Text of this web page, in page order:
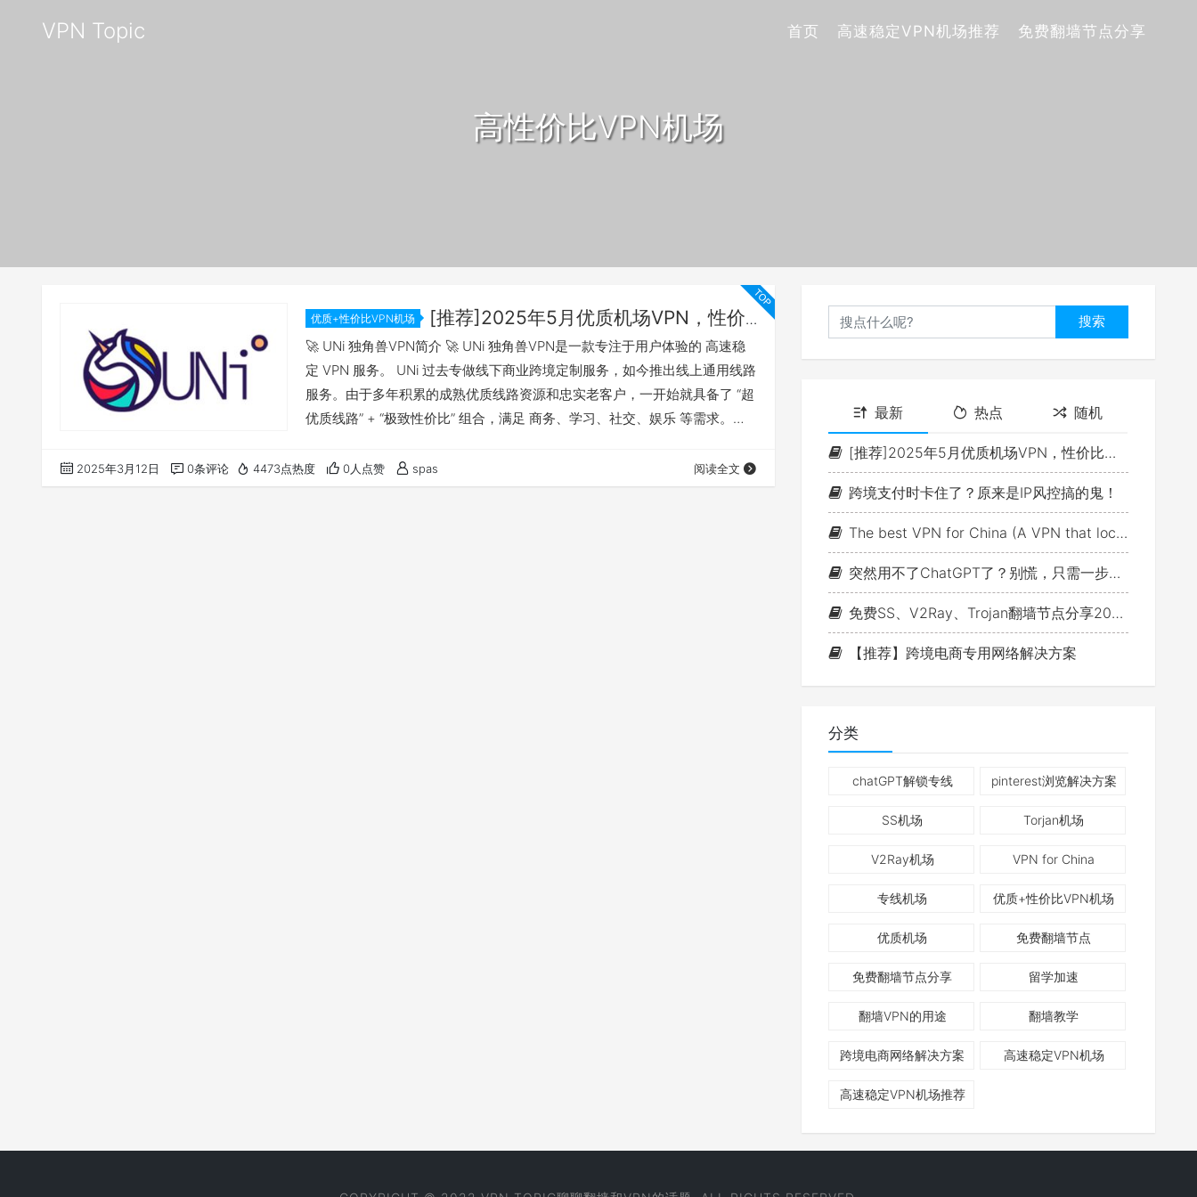
VPN Topic 首页 高速稳定VPN机场推荐 免费翻墙节点分享
高性价比VPN机场
优质+性价比VPN机场
[推荐]2025年5月优质机场VPN，性价
比拉满——UNi独角兽 科学上网
🚀 UNi 独角兽VPN简介 🚀 UNi 独角兽VPN是一款专注于用户体验的 高速稳
定 VPN 服务。 UNi 过去专做线下商业跨境定制服务，如今推出线上通用线路
服务。由于多年积累的成熟优质线路资源和忠实老客户，一开始就具备了 “超
优质线路” + “极致性价比” 组合，满足 商务、学习、社交、娱乐 等需求。当
别家宽节点，解决普通节点难以完成的任务。某些情况使用家宽节点，无需
额外定制IP，大大降低了用户的整体使用成本，真是 超级良心！…
2025年3月12日 0条评论 4473点热度 0人点赞 spas 阅读全文
搜索
最新 热点 随机
[推荐]2025年5月优质机场VPN，性价比拉满——UNi独角兽 科学上网
跨境支付时卡住了？原来是IP风控搞的鬼！
The best VPN for China (A VPN that locals will use (updated in July 2024))
突然用不了ChatGPT了？别慌，只需一步稳定解锁ChatGPT线路来了兄弟~
免费SS、V2Ray、Trojan翻墙节点分享2024.05.6
【推荐】跨境电商专用网络解决方案
分类
chatGPT解锁专线 pinterest浏览解决方案
SS机场 Torjan机场
V2Ray机场 VPN for China
专线机场 优质+性价比VPN机场
优质机场 免费翻墙节点
免费翻墙节点分享 留学加速
翻墙VPN的用途 翻墙教学
跨境电商网络解决方案 高速稳定VPN机场
高速稳定VPN机场推荐